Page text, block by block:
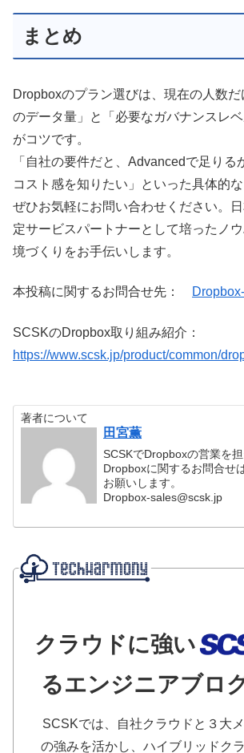
まとめ
Dropboxのプラン選びは、現在の人数
のデータ量」
と
「必要なガバナンスレ
がコツです。
「自社の要件だと、Advancedで足りる
コスト感を知りたい」といった具体的な
ぜひお気軽にお問い合わせください。
定サービスパートナーとして培ったノ
境づくりをお手伝いします。
本投稿に関するお問合せ先：
SCSKのDropbox取り組み紹介：
https://www.scsk.jp/product/common/
著者について
田宮薫
SCSKでDropboxの営業を担
Dropboxに関するお問合せ
お願いします。
Dropbox-sales@scsk.jp
クラウドに強い
るエンジニアブロ
SCSKでは、自社クラウドと３大
の強みを活かし、ハイブリッドク